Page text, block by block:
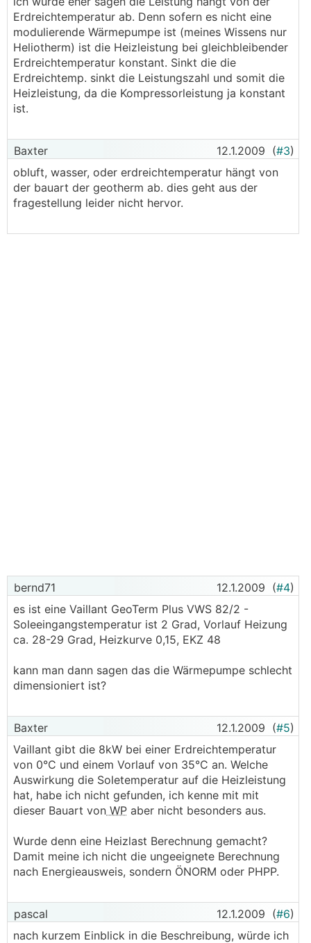
Erdreichtemperatur ab. Denn sofern es nicht eine
modulierende Wärmepumpe ist (meines Wissens nur
Heliotherm) ist die Heizleistung bei gleichbleibender
Erdreichtemperatur konstant. Sinkt die die
Erdreichtemp. sinkt die Leistungszahl und somit die
Heizleistung, da die Kompressorleistung ja konstant
ist.
Baxter 12.1.2009 (#3)
obluft, wasser, oder erdreichtemperatur hängt von
der bauart der geotherm ab. dies geht aus der
fragestellung leider nicht hervor.
bernd71 12.1.2009 (#4)
es ist eine Vaillant GeoTerm Plus VWS 82/2 -
Soleeingangstemperatur ist 2 Grad, Vorlauf Heizung
ca. 28-29 Grad, Heizkurve 0,15, EKZ 48
kann man dann sagen das die Wärmepumpe schlecht
dimensioniert ist?
Baxter 12.1.2009 (#5)
Vaillant gibt die 8kW bei einer Erdreichtemperatur
von 0°C und einem Vorlauf von 35°C an. Welche
Auswirkung die Soletemperatur auf die Heizleistung
hat, habe ich nicht gefunden, ich kenne mit mit
dieser Bauart von WP aber nicht besonders aus.
Wurde denn eine Heizlast Berechnung gemacht?
Damit meine ich nicht die ungeeignete Berechnung
nach Energieausweis, sondern ÖNORM oder PHPP.
pascal 12.1.2009 (#6)
nach kurzem Einblick in die Beschreibung, würde ich